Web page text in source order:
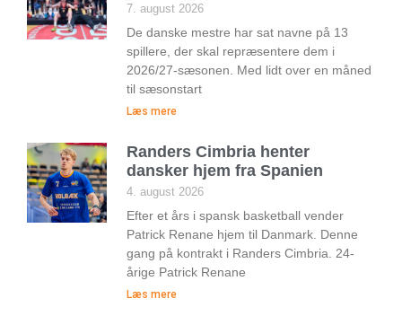
7. august 2026
De danske mestre har sat navne på 13
spillere, der skal repræsentere dem i
2026/27-sæsonen. Med lidt over en måned
til sæsonstart
Læs mere
Randers Cimbria henter
dansker hjem fra Spanien
4. august 2026
Efter et års i spansk basketball vender
Patrick Renane hjem til Danmark. Denne
gang på kontrakt i Randers Cimbria. 24-
årige Patrick Renane
Læs mere